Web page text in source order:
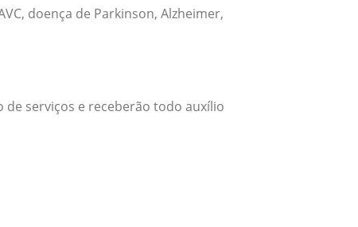
doença de Parkinson, Alzheimer,
de serviços e receberão todo auxílio